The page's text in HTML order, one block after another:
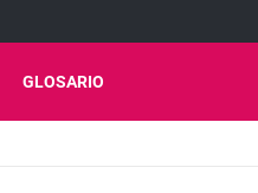
GLOSARIO